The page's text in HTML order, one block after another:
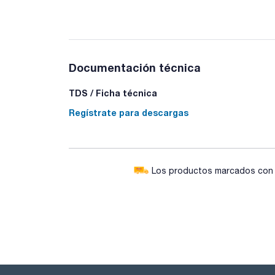
Documentación técnica
TDS / Ficha técnica
Regístrate para descargas
Los productos marcados con